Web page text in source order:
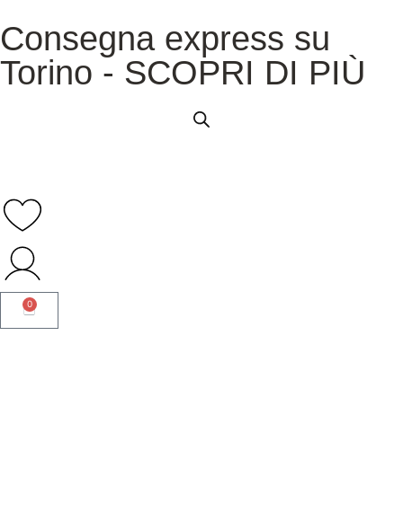
Consegna express su
Torino - SCOPRI DI PIÙ
0